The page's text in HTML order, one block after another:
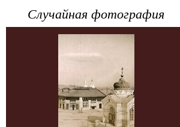
Случайная фотография